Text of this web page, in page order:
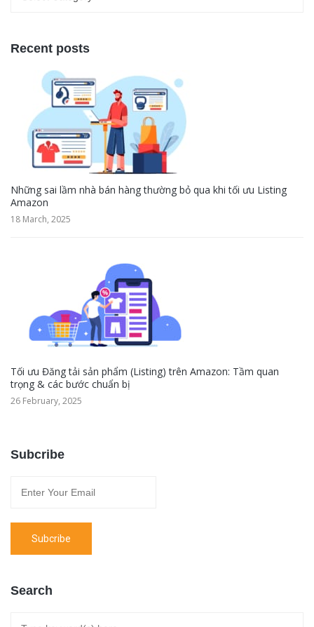
Recent posts
Những sai lầm nhà bán hàng thường bỏ qua khi tối ưu Listing
Amazon
18 March, 2025
Tối ưu Đăng tải sản phẩm (Listing) trên Amazon: Tầm quan
trọng & các bước chuẩn bị
26 February, 2025
Subcribe
Search